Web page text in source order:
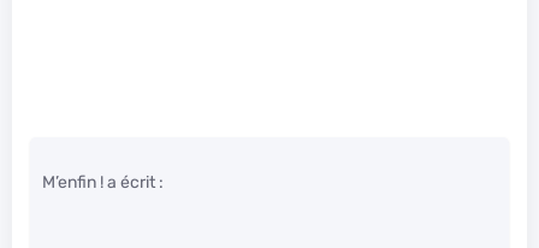
M’enfin ! a écrit :